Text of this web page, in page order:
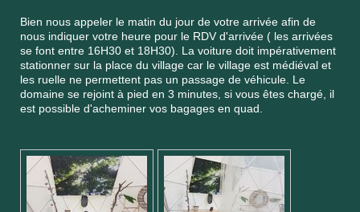
Bien nous appeler le matin du jour de votre arrivée afin de
nous indiquer votre heure pour le RDV d'arrivée ( les arrivées
se font entre 16H30 et 18H30). La voiture doit impérativement
stationner sur la place du village car le village est médiéval et
les ruelle ne permettent pas un passage de véhicule. Le
domaine se rejoint à pied en 3 minutes, si vous êtes chargé, il
est possible d'acheminer vos bagages en quad.